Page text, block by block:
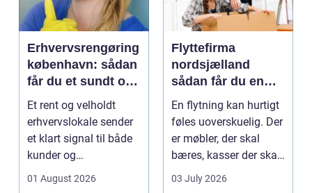
Erhvervsrengøring
københavn: sådan
får du et sundt og
professionelt
arbejdsmiljø
Et rent og velholdt
erhvervslokale sender
et klart signal til både
kunder og
medarbejdere. Mange
01 August 2026
Flyttefirma
nordsjælland
sådan får du en
tryg og effektiv
flytning
En flytning kan hurtigt
føles uoverskuelig. Der
er møbler, der skal
bæres, kasser der skal
pakkes, o...
03 July 2026